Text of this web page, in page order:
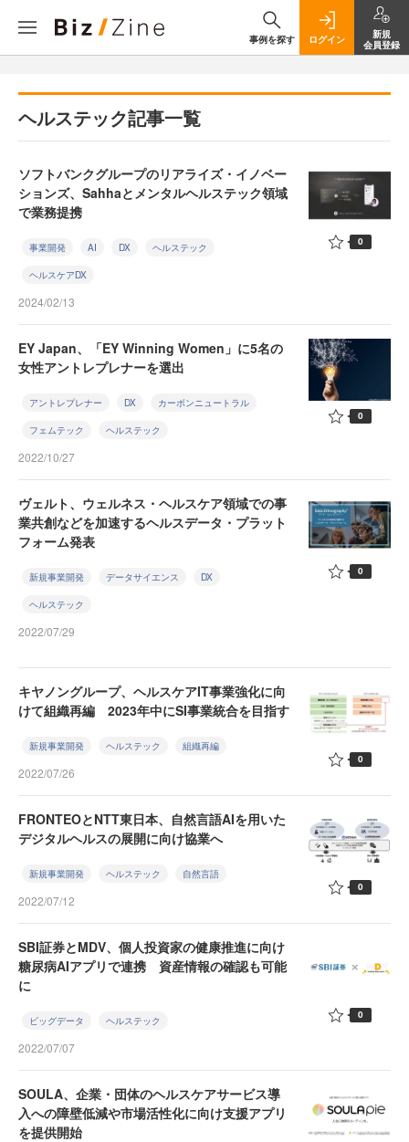
事例を探す ログイン
新規
会員登録
ヘルステック記事一覧
ソフトバンクグループのリアライズ・イノベー
ションズ、Sahhaとメンタルヘルステック領域
で業務提携
事業開発 AI DX ヘルステック
ヘルスケアDX
2024/02/13
0
EY Japan、「EY Winning Women」に5名の
女性アントレプレナーを選出
アントレプレナー DX カーボンニュートラル
フェムテック ヘルステック
2022/10/27
0
ヴェルト、ウェルネス・ヘルスケア領域での事
業共創などを加速するヘルスデータ・プラット
フォーム発表
新規事業開発 データサイエンス DX
ヘルステック
2022/07/29
0
キヤノングループ、ヘルスケアIT事業強化に向
けて組織再編 2023年中にSI事業統合を目指す
新規事業開発 ヘルステック 組織再編
2022/07/26
0
FRONTEOとNTT東日本、自然言語AIを用いた
デジタルヘルスの展開に向け協業へ
新規事業開発 ヘルステック 自然言語
2022/07/12
0
SBI証券とMDV、個人投資家の健康推進に向け
糖尿病AIアプリで連携 資産情報の確認も可能
に
ビッグデータ ヘルステック
2022/07/07
0
SOULA、企業・団体のヘルスケアサービス導
入への障壁低減や市場活性化に向け支援アプリ
を提供開始